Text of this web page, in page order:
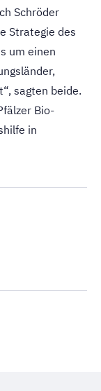
Schröder
Strategie des
um einen
sagten beide.
Bio-
in